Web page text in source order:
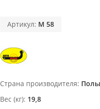
Артикул: M 58
Страна производителя
Вес (кг) 19,8